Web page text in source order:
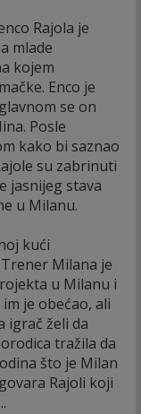
Rajola je
mlade
kojem
Enco je
se on
Posle
kako bi saznao
su zabrinuti
jasnijeg stava
u Milanu.
kući
Milana je
u Milanu i
je obećao, ali
igrač želi da
tražila da
što je Milan
Rajoli koji